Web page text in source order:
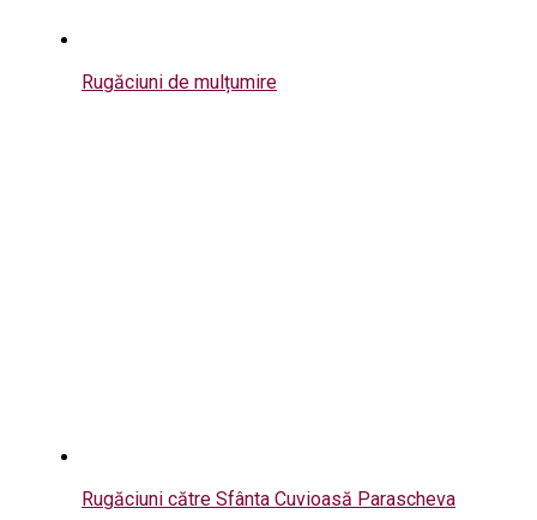
Rugăciuni de mulțumire
Rugăciuni către Sfânta Cuvioasă Parascheva